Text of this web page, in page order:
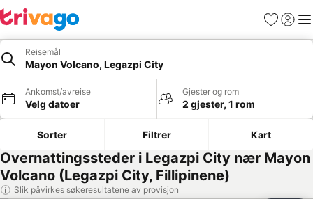
Favoritter
Logg
Reisemål
Mayon Volcano, Legazpi City
Ankomst/avreise
Velg datoer
Gjester og rom
2 gjester, 1 rom
Sorter Filtrer Kart
Overnattingssteder i Legazpi City nær Mayon
Volcano (Legazpi City, Fillipinene)
Slik påvirkes søkeresultatene av provisjon